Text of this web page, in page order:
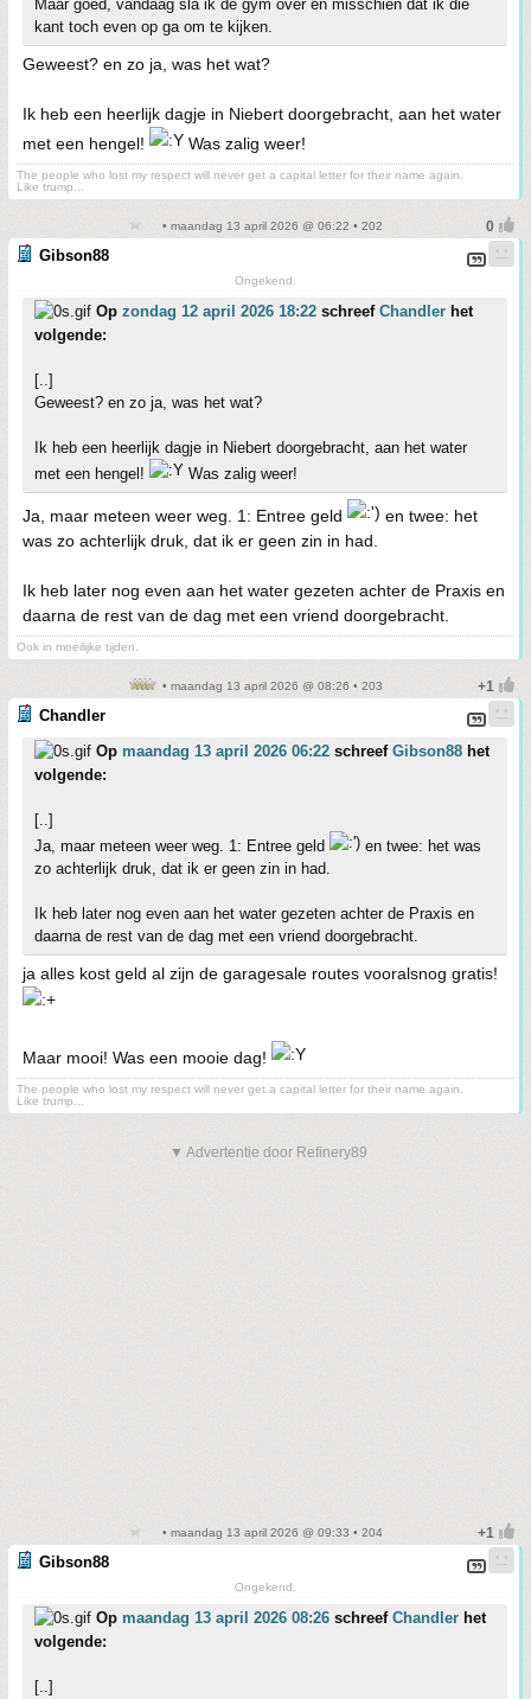
Maar goed, vandaag sla ik de gym over en misschien dat ik die
kant toch even op ga om te kijken.
Geweest? en zo ja, was het wat?
Ik heb een heerlijk dagje in Niebert doorgebracht, aan het water
met een hengel!
Was zalig weer!
The people who lost my respect will never get a capital letter for their name again.
Like trump...
• maandag 13 april 2026 @ 06:22 • 202
Gibson88
Ongekend.
Op zondag 12 april 2026 18:22 schreef Chandler het
volgende:
[..]
Geweest? en zo ja, was het wat?
Ik heb een heerlijk dagje in Niebert doorgebracht, aan het water
met een hengel!
Was zalig weer!
Ja, maar meteen weer weg. 1: Entree geld
en twee: het
was zo achterlijk druk, dat ik er geen zin in had.
Ik heb later nog even aan het water gezeten achter de Praxis en
daarna de rest van de dag met een vriend doorgebracht.
Ook in moeilijke tijden.
• maandag 13 april 2026 @ 08:26 • 203
Chandler
Op maandag 13 april 2026 06:22 schreef Gibson88 het
volgende:
[..]
Ja, maar meteen weer weg. 1: Entree geld
en twee: het was
zo achterlijk druk, dat ik er geen zin in had.
Ik heb later nog even aan het water gezeten achter de Praxis en
daarna de rest van de dag met een vriend doorgebracht.
ja alles kost geld al zijn de garagesale routes vooralsnog gratis!
Maar mooi! Was een mooie dag!
The people who lost my respect will never get a capital letter for their name again.
Like trump...
▼ Advertentie door Refinery89
• maandag 13 april 2026 @ 09:33 • 204
Gibson88
Ongekend.
Op maandag 13 april 2026 08:26 schreef Chandler het
volgende:
[..]